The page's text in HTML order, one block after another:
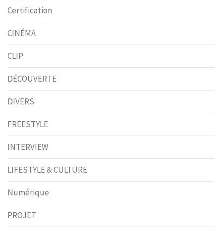
Certification
CINÉMA
CLIP
DÉCOUVERTE
DIVERS
FREESTYLE
INTERVIEW
LIFESTYLE & CULTURE
Numérique
PROJET